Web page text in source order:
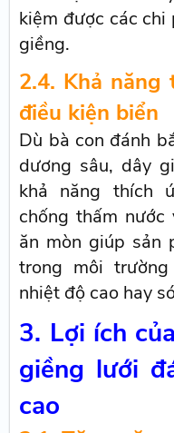
kiệm được các
giềng.
2.4. Khả
điều kiện biển
Dù bà con đánh
dương sâu, dây
khả năng thích
chống thấm
ăn mòn giúp sản
trong môi
nhiệt độ cao hay
3. Lợi ích
giềng lưới
cao